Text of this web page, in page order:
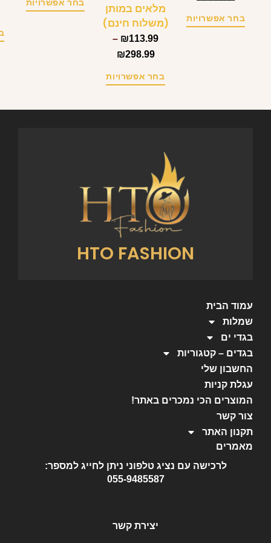
בחר אפשרויות
מלאים במותן
(משלוח חינם)
₪113.99
–
₪298.99
בחר אפשרויות
בחר אפשרויות
HTO FASHION
עמוד הבית
שמלות
בגדי ים
בגדים – קטגוריות
החשבון שלי
עגלת קניות
המוצרים הכי נמכרים באתר!
צור קשר
תקנון האתר
מאמרים
לרכישה עם נציג טלפוני ניתן לחייג למספר:
055-9485587
יצירת קשר